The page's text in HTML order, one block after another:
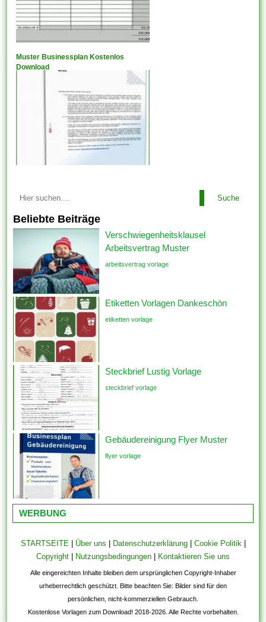
Muster Businessplan Kostenlos
Download
Suche
Beliebte Beiträge
Verschwiegenheitsklausel
Arbeitsvertrag Muster
arbeitsvertrag vorlage
Etiketten Vorlagen Dankeschön
etiketten vorlage
Steckbrief Lustig Vorlage
steckbrief vorlage
Gebäudereinigung Flyer Muster
flyer vorlage
WERBUNG
STARTSEITE Über uns Datenschutzerklärung| Cookie Politik
Copyright
Nutzungsbedingungen Kontaktieren Sie uns
Alle eingereichten Inhalte bleiben dem ursprünglichen Copyright-Inhaber
urheberrechtlich geschützt. Bitte beachten Sie: Bilder sind für den
persönlichen, nicht-kommerziellen Gebrauch.
Kostenlose Vorlagen zum Download! 2018-2026. Alle Rechte vorbehalten.